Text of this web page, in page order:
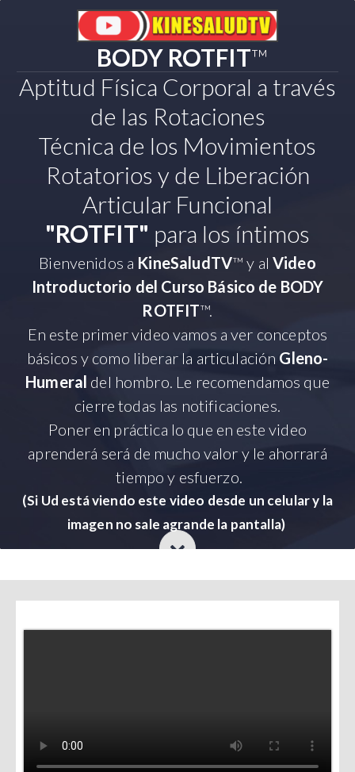
BODY ROTFIT™
Aptitud Física Corporal a través
de las Rotaciones
Técnica de los Movimientos
Rotatorios y de Liberación
Articular Funcional
"ROTFIT" para los íntimos
Bienvenidos a KineSaludTV™y alVideo
Introductorio del Curso Básico de BODY
ROTFIT™.
En este primer video vamos a ver conceptos
básicos y como liberar la articulación Gleno-
Humeral del hombro. Le recomendamos que
cierre todas las notificaciones.
Poner en práctica lo que en este video
aprenderá será de mucho valor y le ahorrará
tiempo y esfuerzo.
(Si Ud está viendo este video desde un celular y la
imagen no sale agrande la pantalla)